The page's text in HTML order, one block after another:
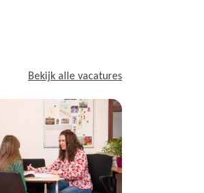
Bekijk alle vacatures